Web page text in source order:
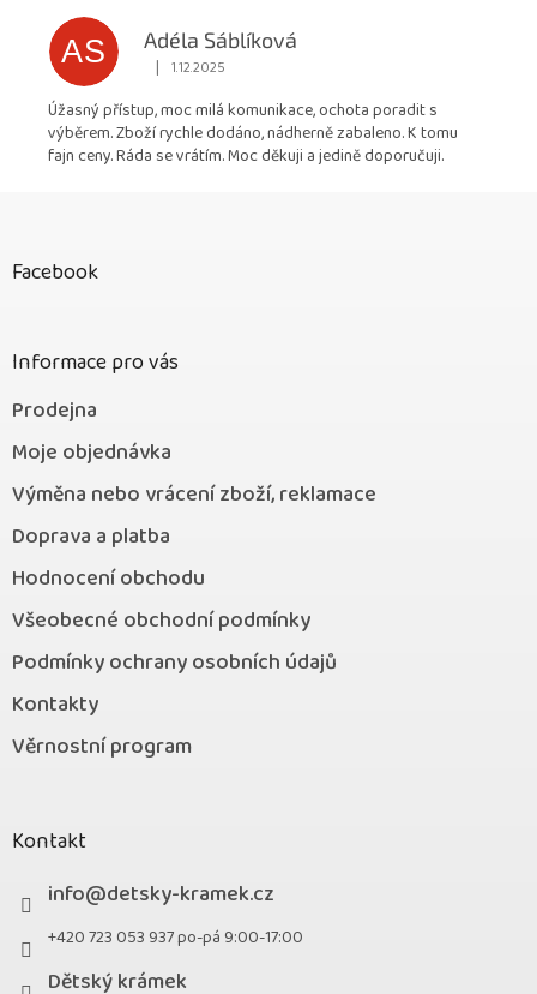
AS
Adéla Sáblíková
Hodnocení obchodu je 5 z 5 hvězdiček.
| 1.12.2025
Úžasný přístup, moc milá komunikace, ochota poradit s
výběrem. Zboží rychle dodáno, nádherně zabaleno. K tomu
fajn ceny. Ráda se vrátím. Moc děkuji a jedině doporučuji.
Facebook
Informace pro vás
Prodejna
Moje objednávka
Výměna nebo vrácení zboží, reklamace
Doprava a platba
Hodnocení obchodu
Všeobecné obchodní podmínky
Podmínky ochrany osobních údajů
Kontakty
Věrnostní program
Kontakt
info@detsky-kramek.cz
+420 723 053 937 po-pá 9:00-17:00
Dětský krámek